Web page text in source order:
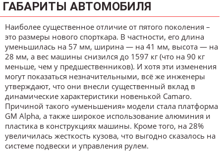
ГАБАРИТЫ АВТОМОБИЛЯ
Наиболее существенное отличие от пятого поколения –
это размеры нового спорткара. В частности, его длина
уменьшилась на 57 мм, ширина — на 41 мм, высота — на
28 мм, а вес машины снизился до 1597 кг (что на 90 кг
меньше, чем у предшественников). И хотя эти изменения
могут показаться незначительными, всё же инженеры
утверждают, что они внесли существенный вклад в
динамические характеристики новенькой Camaro.
Причиной такого «уменьшения» модели стала платформа
GM Alpha, а также широкое использование алюминия и
пластика в конструкциях машины. Кроме того, на 28%
увеличилась жесткость кузова, что выгодно сказалось на
системе подвески и управления рулем.